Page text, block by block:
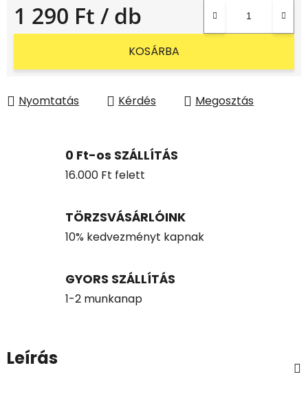
1 290 Ft / db
Egységár:
KOSÁRBA
Nyomtatás Kérdés Megosztás
0 Ft-os SZÁLLÍTÁS
16.000 Ft felett
TÖRZSVÁSÁRLÓINK
10% kedvezményt kapnak
GYORS SZÁLLÍTÁS
1-2 munkanap
Leírás